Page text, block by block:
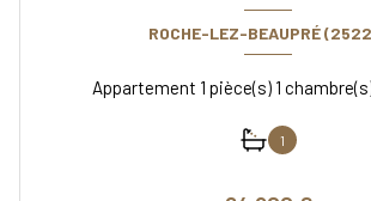
ROCHE-LEZ-BEAUPRÉ
1